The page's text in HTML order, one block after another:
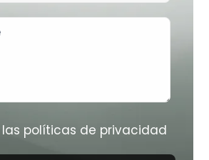
políticas de privacidad